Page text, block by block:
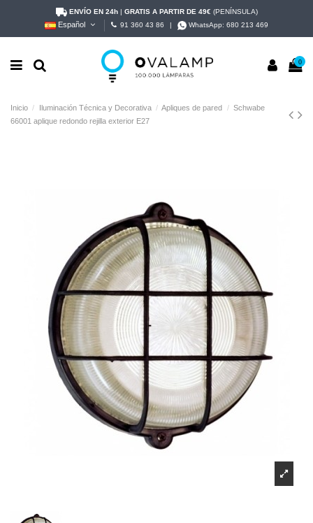
ENVÍO EN 24h| GRATIS A PARTIR DE 49€ (PENÍNSULA)
Español 91 360 43 86 WhatsApp:680 213 469
0
Inicio Iluminación Técnica y Decorativa Apliques de pared
Schwabe
66001 aplique redondo rejilla exterior E27